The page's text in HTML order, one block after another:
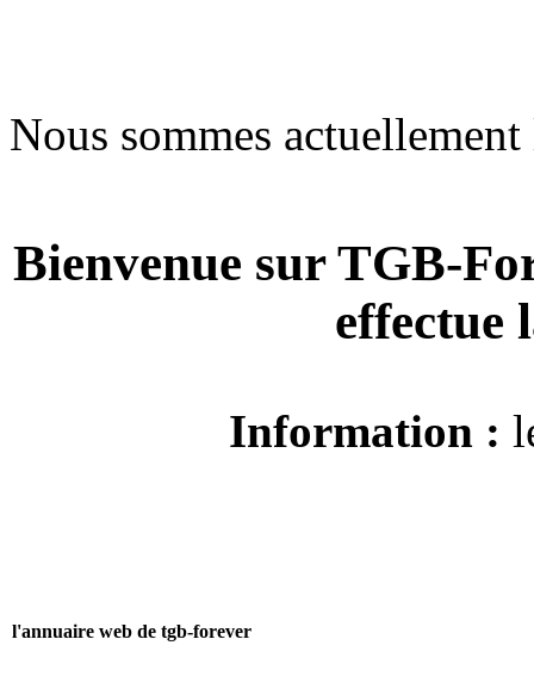
Nous sommes
Bienvenue sur TGB-
Information :
l'annuaire web de tgb-forever